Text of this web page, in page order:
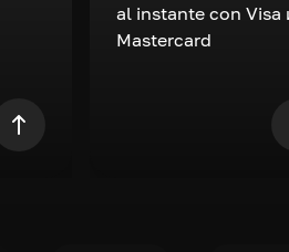
al instante con Visa
Mastercard